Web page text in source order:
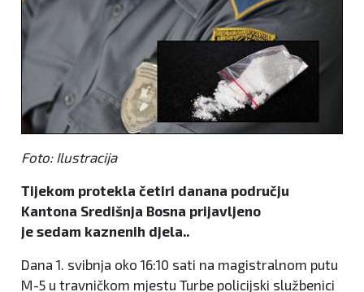
Politika
Zanimljivosti
Foto: Ilustracija
Tijekom protekla četiri danana području
Kantona Središnja Bosna prijavljeno
je sedam kaznenih djela..
Dana 1. svibnja oko 16:10 sati na magistralnom putu
M-5 u travničkom mjestu Turbe policijski službenici